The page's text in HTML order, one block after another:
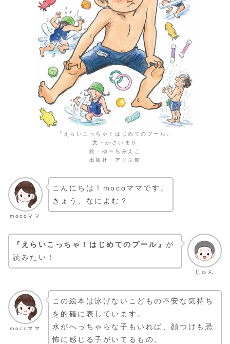
『えらいこっちゃ！はじめてのプール』
文・かさいまり
絵・ゆーちみえこ
出版社・アリス館
mocoママ
こんにちは！mocoママです。
きょう、なによむ？
じゅん
『えらいこっちゃ！はじめてのプール』 が
読みたい！
mocoママ
この絵本は泳げないこどもの不安な気持ち
を的確に表しています。
水がへっちゃらな子もいれば、顔つけも恐
怖に感じる子がいてるもの。